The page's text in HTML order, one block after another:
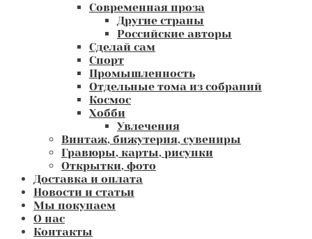
Современная проза
Другие страны
Российские авторы
Сделай сам
Спорт
Промышленность
Отдельные тома из собраний
Космос
Хобби
Увлечения
Винтаж, бижутерия, сувениры
Гравюры, карты, рисунки
Открытки, фото
Доставка и оплата
Новости и статьи
Мы покупаем
О нас
Контакты